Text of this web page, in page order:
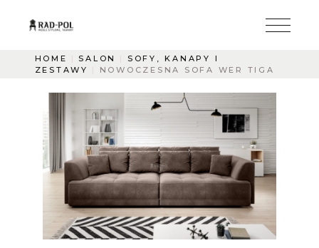
HOME SALON
SOFY, KANAPY I
ZESTAWY
NOWOCZESNA SOFA WER TIGA